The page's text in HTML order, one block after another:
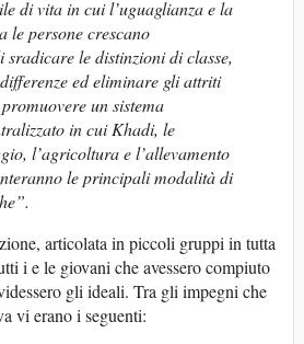
di vita in cui l’uguaglianza e la
le persone crescano
sradicare le distinzioni di classe,
ed eliminare gli attriti
un sistema
in cui Khadi, le
l’agricoltura e l’allevamento
le principali modalità di
articolata in piccoli gruppi in tutta
i e le giovani che avessero compiuto
gli ideali. Tra gli impegni che
vi erano i seguenti: